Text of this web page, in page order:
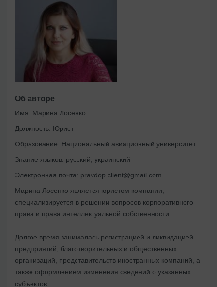
Об авторе
Имя: Марина Лосенко
Должность: Юрист
Образование: Национальный авиационный университет
Знание языков: русский, украинский
Электронная почта: pravdop.client@gmail.com
Марина Лосенко является юристом компании,
специализируется в решении вопросов корпоративного
права и права интеллектуальной собственности.
Долгое время занималась регистрацией и ликвидацией
предприятий, благотворительных и общественных
организаций, представительств иностранных компаний, а
также оформлением изменения сведений о указанных
субъектов.